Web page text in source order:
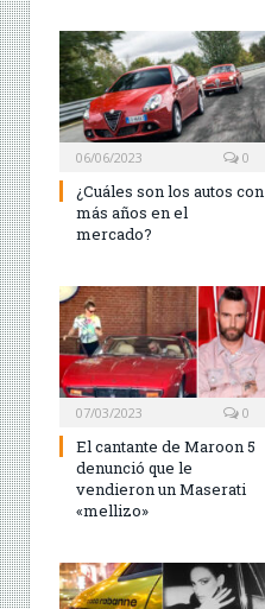
06/06/2023 0
¿Cuáles son los autos con
más años en el
mercado?
07/03/2023 0
El cantante de Maroon 5
denunció que le
vendieron un Maserati
«mellizo»